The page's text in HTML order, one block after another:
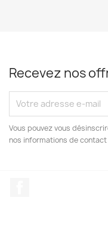
Recevez nos
Vous pouvez vous
nos informations de